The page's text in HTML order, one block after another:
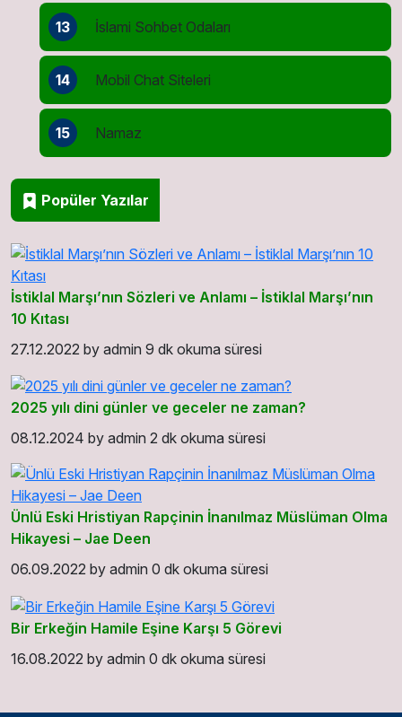
13 İslami Sohbet Odaları
14 Mobil Chat Siteleri
15 Namaz
Popüler Yazılar
İstiklal Marşı’nın Sözleri ve Anlamı – İstiklal Marşı’nın
10 Kıtası
27.12.2022 by admin 9 dk okuma süresi
2025 yılı dini günler ve geceler ne zaman?
08.12.2024 by admin 2 dk okuma süresi
Ünlü Eski Hristiyan Rapçinin İnanılmaz Müslüman Olma
Hikayesi – Jae Deen
06.09.2022 by admin 0 dk okuma süresi
Bir Erkeğin Hamile Eşine Karşı 5 Görevi
16.08.2022 by admin 0 dk okuma süresi